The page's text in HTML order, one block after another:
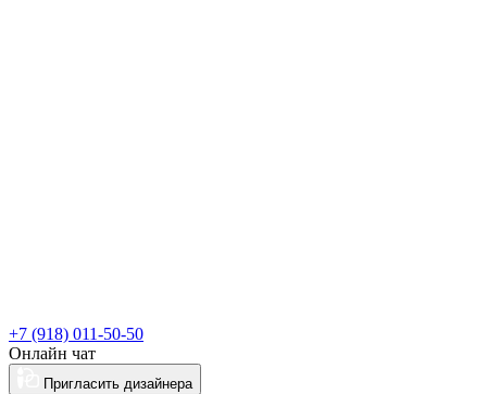
+7 (918) 011-50-50
Онлайн чат
Пригласить дизайнера